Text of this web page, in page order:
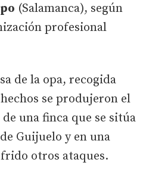
(Salamanca), según
profesional
de la opa, recogida
se produjeron el
una finca que se sitúa
Guijuelo y en una
otros ataques.